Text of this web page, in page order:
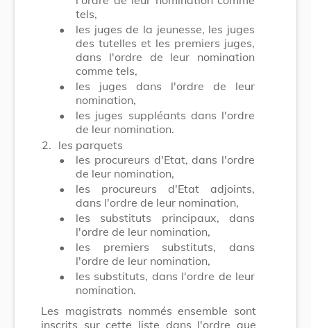
tels,
•
les juges de la jeunesse, les juges
des tutelles et les premiers juges,
dans l'ordre de leur nomination
comme tels,
•
les juges dans l'ordre de leur
nomination,
•
les juges suppléants dans l'ordre
de leur nomination.
2. les parquets
•
les procureurs d'Etat, dans l'ordre
de leur nomination,
•
les procureurs d'Etat adjoints,
dans l'ordre de leur nomination,
•
les substituts principaux, dans
l'ordre de leur nomination,
•
les premiers substituts, dans
l'ordre de leur nomination,
•
les substituts, dans l'ordre de leur
nomination.
Les magistrats nommés ensemble sont
inscrits sur cette liste dans l'ordre que